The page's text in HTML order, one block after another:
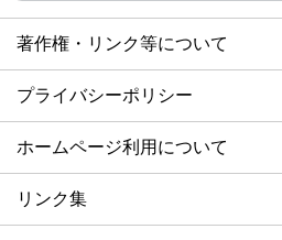
著作権・リンク等について
プライバシーポリシー
ホームページ利用について
リンク集